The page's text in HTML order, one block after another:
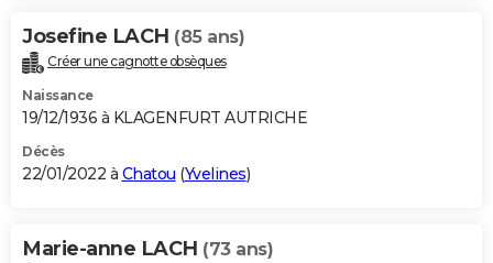
Josefine LACH (85 ans)
Créer une cagnotte obsèques
Naissance
19/12/1936 à KLAGENFURT AUTRICHE
Décès
22/01/2022 à Chatou (Yvelines)
Marie-anne LACH (73 ans)